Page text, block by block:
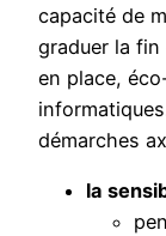
capacité de
graduer la
en place,
démarches
la